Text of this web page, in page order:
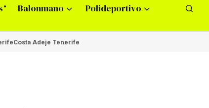
Balonmano Polideportivo
Costa Adeje Tenerife